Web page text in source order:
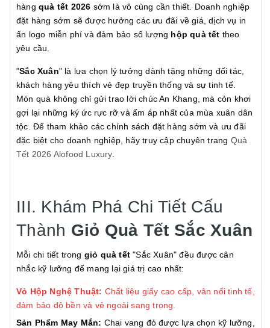
hàng quà tết 2026 sớm là vô cùng cần thiết. Doanh nghiệp
đặt hàng sớm sẽ được hưởng các ưu đãi về giá, dịch vụ in
ấn logo miễn phí và đảm bảo số lượng hộp quà tết theo
yêu cầu.
"Sắc Xuân" là lựa chọn lý tưởng dành tặng những đối tác,
khách hàng yêu thích vẻ đẹp truyền thống và sự tinh tế.
Món quà không chỉ gửi trao lời chúc An Khang, mà còn khơi
gợi lại những ký ức rực rỡ và ấm áp nhất của mùa xuân dân
tộc. Để tham khảo các chính sách đặt hàng sớm và ưu đãi
đặc biệt cho doanh nghiệp, hãy truy cập chuyên trang Quà
Tết 2026 Alofood Luxury.
III. Khám Phá Chi Tiết Cấu
Thành Giỏ Quà Tết Sắc Xuân
Mỗi chi tiết trong giỏ quà tết "Sắc Xuân" đều được cân
nhắc kỹ lưỡng để mang lại giá trị cao nhất:
Vỏ Hộp Nghệ Thuật: Chất liệu giấy cao cấp, vân nổi tinh tế,
đảm bảo độ bền và vẻ ngoài sang trọng.
Sản Phẩm May Mắn: Chai vang đỏ được lựa chọn kỹ lưỡng,